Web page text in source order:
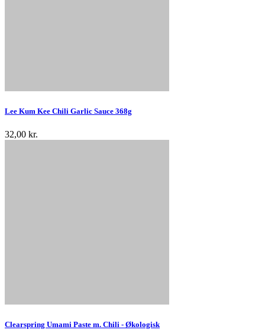
Lee Kum Kee Chili Garlic Sauce 368g
32,00 kr.
Clearspring Umami Paste m. Chili - Økologisk